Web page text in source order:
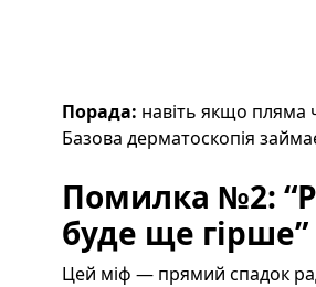
Порада: навіть якщо пляма
Базова дерматоскопія
Помилка №2:
буде ще гірше”
Цей міф — прямий спадок